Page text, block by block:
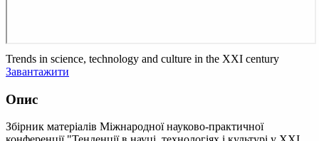
Trends in science, technology and culture in the XXI century
Завантажити
Опис
Збірник матеріалів Міжнародної науково-практичної